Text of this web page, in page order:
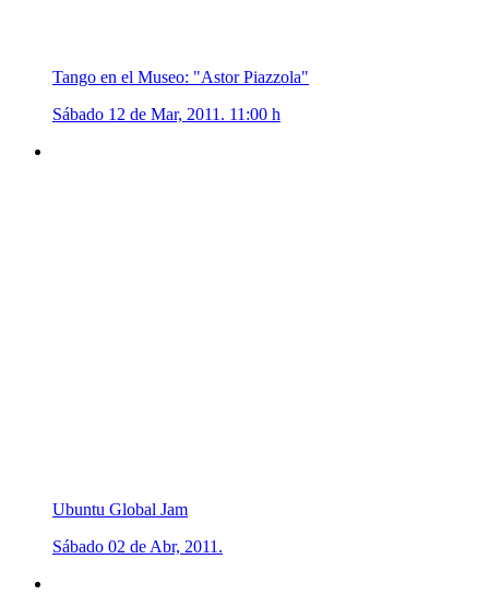
Tango en el Museo: "Astor Piazzola"
Sábado 12 de Mar, 2011. 11:00 h
Ubuntu Global Jam
Sábado 02 de Abr, 2011.